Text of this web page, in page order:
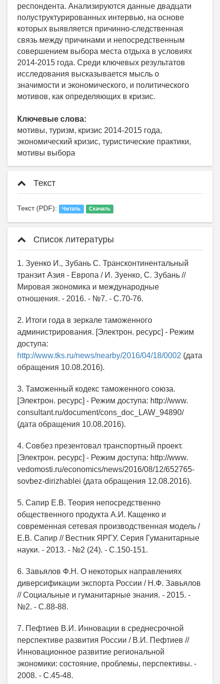
респондента. Анализируются данные двадцати
полуструктурированных интервью, на основе
которых выявляется причинно-следственная
связь между причинами и непосредственным
совершением выбора места отдыха в условиях
2014-2015 года. Среди ключевых результатов
исследования высказывается мысль о
значимости и экономического, и политического
мотивов, как определяющих в кризис.
Ключевые слова:
мотивы, туризм, кризис 2014-2015 года,
экономический кризис, туристические практики,
мотивы выбора
Текст
Текст (PDF): Читать Скачать
Список литературы
1. Зуенко И., Зубань С. Трансконтинентальный
транзит Азия - Европа / И. Зуенко, С. Зубань //
Мировая экономика и международные
отношения. - 2016. - №7. - С.70-76.
2. Итоги года в зеркале таможенного
администрирования. [Электрон. ресурс] - Режим
доступа:
http://www.tks.ru/news/nearby/2016/04/18/0002 (дата
обращения 10.08.2016).
3. Таможенный кодекс таможенного союза.
[Электрон. ресурс] - Режим доступа: http://www.
consultant.ru/document/cons_doc_LAW_94890/
(дата обращения 10.08.2016).
4. Совбез презентовал транспортный проект.
[Электрон. ресурс] - Режим доступа: http://www.
vedomosti.ru/economics/news/2016/08/12/652765-
sovbez-dirizhablei (дата обращения 12.08.2016).
5. Сапир Е.В. Теория непосредственно
общественного продукта А.И. Кащенко и
современная сетевая производственная модель /
Е.В. Сапир // Вестник ЯРГУ. Серия Гуманитарные
науки. - 2013. - №2 (24). - С.150-151.
6. Завьялов Ф.Н. О некоторых направлениях
диверсификации экспорта России / Н.Ф. Завьялов
// Социальные и гуманитарные знания. - 2015. -
№2. - С.88-88.
7. Пефтиев В.И. Инновации в среднесрочной
перспективе развития России / В.И. Пефтиев //
Инновационное развитие региональной
экономики: состояние, проблемы, перспективы. -
2008. - С.45-48.